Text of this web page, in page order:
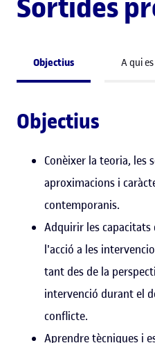
Sortides
Objectius A qui
Objectius
Conèixer la teoria, les
aproximacions i
contemporanis.
Adquirir les
l'acció a les
tant des de la
intervenció durant el
conflicte.
Aprendre tècniques i